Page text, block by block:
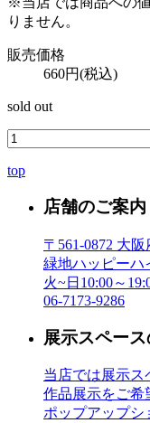
りません。
販売価格
660円(税込)
sold out
top
店舗のご案内
〒561-0872 大
緑地ハッピーハ
火~日10:00～
06-7173-9286
展示スペー
当店では展示ス
作品展示をご希
ポップアップシ